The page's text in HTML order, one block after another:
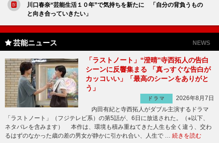
川口春奈“芸能生活１０年”で気持ちを新たに 「自分の背負うもの
と向き合っていきたい」
芸能ニュース NEWS
「ラストノート」“澄晴”寺西拓人の告白
シーンに反響集まる 「真っすぐな告白が
カッコいい」「最高のシーンをありがと
う」
ドラマ
2026年8月7日
内田有紀と寺西拓人がダブル主演するドラマ
「ラストノート」（フジテレビ系）の第5話が、6日に放送された。（※以下、
ネタバレを含みます） 本作は、環境も積み重ねてきた人生も全く違う、交わ
るはずのなかった歳の差の男女が静かに引かれ合い、人生で … 続きを読む